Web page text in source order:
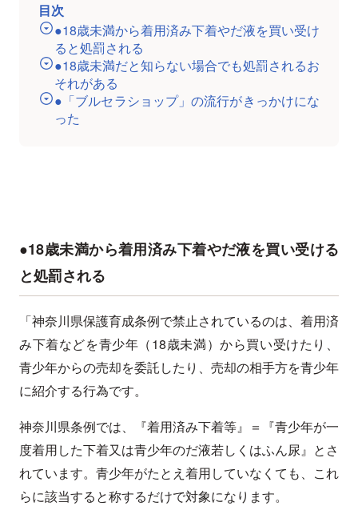
目次
●18歳未満から着用済み下着やだ液を買い受け
ると処罰される
●18歳未満だと知らない場合でも処罰されるお
それがある
●「ブルセラショップ」の流行がきっかけにな
った
●18歳未満から着用済み下着やだ液を買い受ける
と処罰される
「神奈川県保護育成条例で禁止されているのは、着用済
み下着などを青少年（18歳未満）から買い受けたり、
青少年からの売却を委託したり、売却の相手方を青少年
に紹介する行為です。
神奈川県条例では、『着用済み下着等』＝『青少年が一
度着用した下着又は青少年のだ液若しくはふん尿』とさ
れています。青少年がたとえ着用していなくても、これ
らに該当すると称するだけで対象になります。